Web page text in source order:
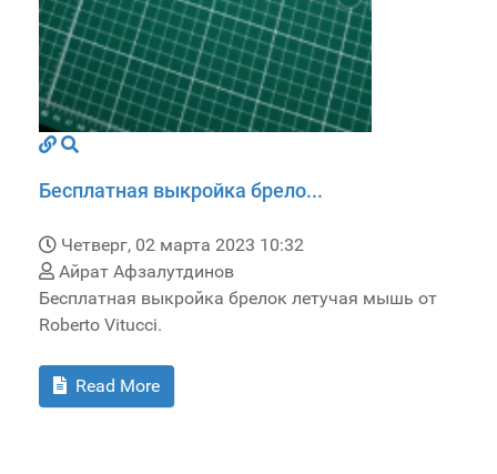
Бесплатная выкройка брело...
Четверг, 02 марта 2023 10:32
Айрат Афзалутдинов
Бесплатная выкройка брелок летучая мышь от
Roberto Vitucci.
Read More